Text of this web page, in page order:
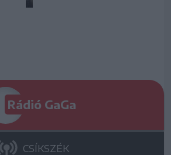
Rádió GaGa
CSÍKSZÉK